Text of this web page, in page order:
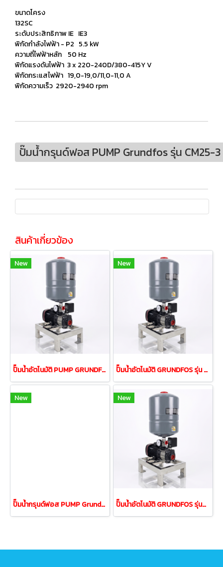
ขนาดโครง
132SC
ระดับประสิทธิภาพ IE IE3
พิกัดกำลังไฟฟ้า - P2 5.5 kW
ความถี่ไฟฟ้าหลัก 50 Hz
พิกัดแรงดันไฟฟ้า 3 x 220-240D/380-415Y V
พิกัดกระแสไฟฟ้า 19,0-19,0/11,0-11,0 A
พิกัดความเร็ว 2920-2940 rpm
ปั๊มน้ำกรุนด์ฟอส PUMP Grundfos รุ่น CM25-3
สินค้าเกี่ยวข้อง
New
ปั๊มน้ำอัตโนมัติ PUMP GRUNDFOS รุ่นCMB 3-37PT 0.50Kw 220V
New
ปั๊มน้ำอัตโนมัติ GRUNDFOS รุ่น CMB 5-37PT กำลัง 0.67kW
New
ปั๊มน้ำกรุนด์ฟอส PUMP Grundfos รุ่น CM10-2 1.5Kw 380V
New
ปั๊มน้ำอัตโนมัติ GRUNDFOS รุ่นCMB 5-46PT 0.90kw ฐานสแตนเลส